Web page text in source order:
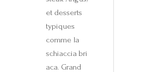
et desserts
typiques
comme la
schiaccia bri
aca. Grand